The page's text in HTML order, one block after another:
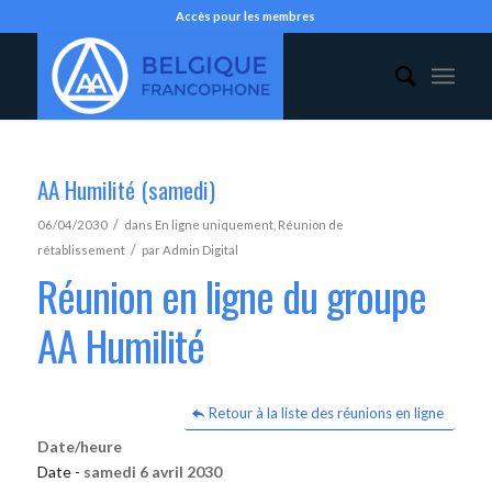
Accès pour les membres
AA Humilité (samedi)
06/04/2030 / dans En ligne uniquement, Réunion de
rétablissement / parAdmin Digital
Réunion en ligne du groupe
AA Humilité
Retour à la liste des réunions en ligne
Date/heure
Date - samedi 6 avril 2030